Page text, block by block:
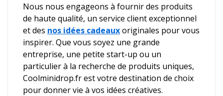
Nous nous engageons à fournir des produits
de haute qualité, un service client exceptionnel
et des nos idées cadeauxoriginales pour vous
inspirer. Que vous soyez une grande
entreprise, une petite start-up ou un
particulier à la recherche de produits uniques,
Coolminidrop.fr est votre destination de choix
pour donner vie à vos idées créatives.